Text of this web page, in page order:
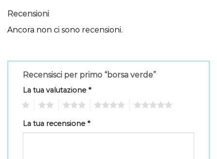
Recensioni
Ancora non ci sono recensioni.
Recensisci per primo “borsa verde”
La tua valutazione *
La tua recensione *